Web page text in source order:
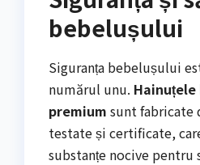
bebelușului
Siguranța bebelușului
numărul unu.
premium sunt fabricate
testate și certificate,
substanțe nocive pentru